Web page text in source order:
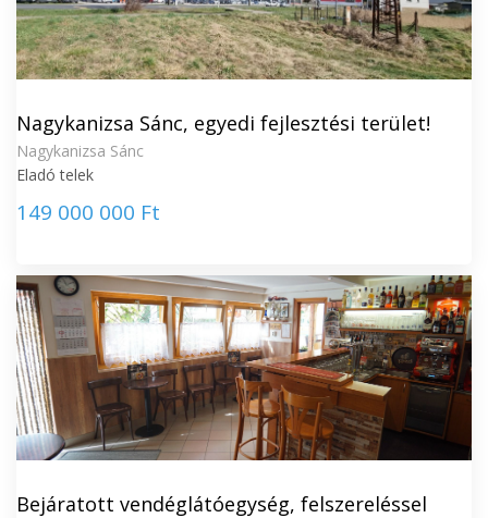
Nagykanizsa Sánc, egyedi fejlesztési terület!
Nagykanizsa Sánc
Eladó telek
149 000 000 Ft
Bejáratott vendéglátóegység, felszereléssel